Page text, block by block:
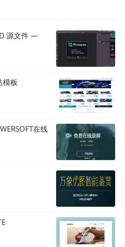
源文件 —
模板
在线